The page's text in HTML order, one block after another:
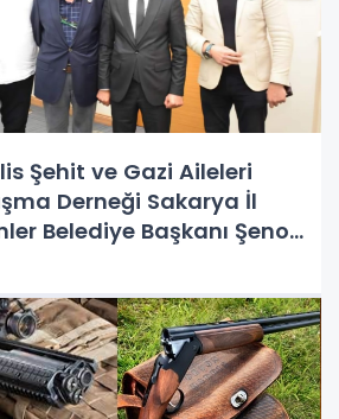
Şehit ve Gazi Aileleri
Derneği Sakarya İl
Belediye Başkanı Şenol